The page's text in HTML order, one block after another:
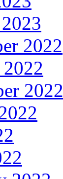
2022
2022